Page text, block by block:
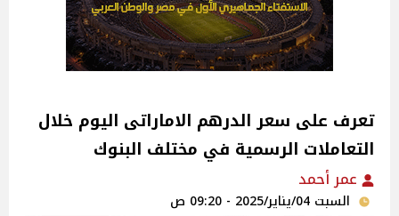
تعرف على سعر الدرهم الاماراتى اليوم خلال
التعاملات الرسمية في مختلف البنوك
عمر أحمد
السبت 04/يناير/2025 - 09:20 ص